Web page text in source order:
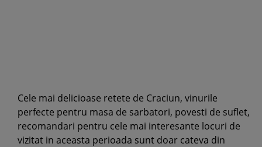
Cele mai delicioase retete de Craciun, vinurile
perfecte pentru masa de sarbatori, povesti de suflet,
recomandari pentru cele mai interesante locuri de
vizitat in aceasta perioada sunt doar cateva din